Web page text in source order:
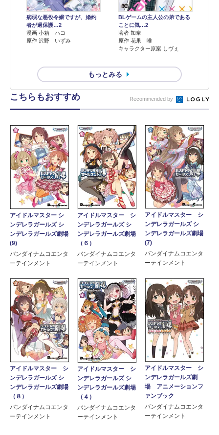
病弱な悪役令嬢ですが、婚約
者が過保護…2
漫画 小箱 ハコ
原作 沢野 いずみ
BLゲームの主人公の弟である
ことに気…2
著者 加奈
原作 花果 唯
キャラクター原案 しヴぇ
もっとみる
こちらもおすすめ Recommended by
アイドルマスター シ
ンデレラガールズ シ
ンデレラガールズ劇場
(9)
バンダイナムコエンタ
ーテインメント
アイドルマスター シ
ンデレラガールズ シ
ンデレラガールズ劇場
（６）
バンダイナムコエンタ
ーテインメント
アイドルマスター シ
ンデレラガールズ シ
ンデレラガールズ劇場
(7)
バンダイナムコエンタ
ーテインメント
アイドルマスター シ
ンデレラガールズ シ
ンデレラガールズ劇場
（８）
バンダイナムコエンタ
ーテインメント
アイドルマスター シ
ンデレラガールズ シ
ンデレラガールズ劇場
（４）
バンダイナムコエンタ
ーテインメント
アイドルマスター シ
ンデレラガールズ劇
場 アニメーションフ
ァンブック
バンダイナムコエンタ
ーテインメント